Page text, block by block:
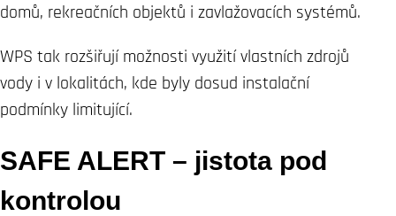
domů, rekreačních objektů i zavlažovacích systémů.
WPS tak rozšiřují možnosti využití vlastních zdrojů
vody i v lokalitách, kde byly dosud instalační
podmínky limitující.
SAFE ALERT – jistota pod
kontrolou